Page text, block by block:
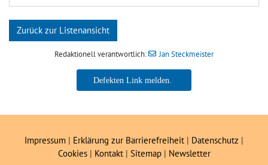
Zurück zur Listenansicht
Redaktionell verantwortlich: Jan Steckmeister
Jan Steckmeister
Impressum | Erklärung zur Barrierefreiheit | Datenschutz |
Cookies| Kontakt | Sitemap| Newsletter